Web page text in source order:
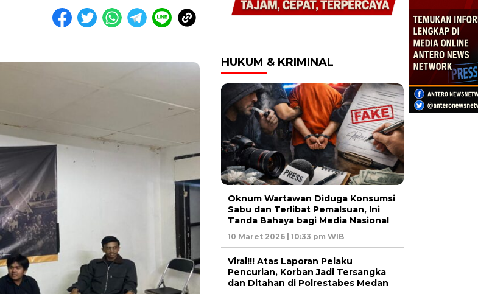
HUKUM & KRIMINAL
Oknum Wartawan Diduga Konsumsi
Sabu dan Terlibat Pemalsuan, Ini
Tanda Bahaya bagi Media Nasional
10 Maret 2026 | 10:33 pm WIB
Viral!!! Atas Laporan Pelaku
Pencurian, Korban Jadi Tersangka
dan Ditahan di Polrestabes Medan